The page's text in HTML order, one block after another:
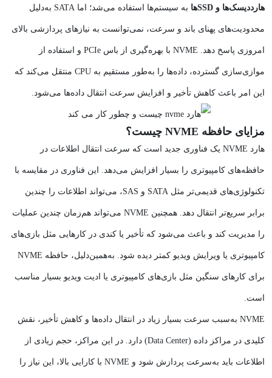
هارددیسک‌ها و SSD‌ها به سیستم‌ها استفاده می‌شد؛ اما SATA به‌دلیل
محدودیت‌های پهنای باند و سرعت، نمی‌توانست به نیازهای پردازشی بالای
امروزی پاسخ دهد. NVME با بهره‌گیری از باس PCIe و استفاده از
موازی‌سازی گسترده، داده‌ها را به‌طور مستقیم به CPU منتقل می‌کند که
این امر باعث کاهش تأخیر و افزایش سرعت انتقال داده‌ها می‌شود.
مزایای حافظه NVME چیست؟
هارد NVME یک فناوری جدید است که سرعت انتقال اطلاعات در
حافظه‌های کامپیوتری را بسیار افزایش می‌دهد. این فناوری در مقایسه با
تکنولوژی‌های قدیمی‌تر مثل SATA و SAS، می‌تواند اطلاعات را چندین
برابر سریع‌تر انتقال دهد. همچنین NVME می‌تواند هم‌زمان چندین عملیات
را مدیریت کند و باعث می‌شود که تأخیر یا کندی در کارهایی مثل بازی‌های
کامپیوتری یا ویرایش ویدیو کمتر دیده شود. به‌همین‌دلیل، حافظه NVME
برای کارهای سنگین مثل بازی‌های کامپیوتری یا ادیت ویدیو بسیار مناسب
است.
NVME به‌سبب سرعت بسیار زیاد در انتقال داده‌ها و کاهش تأخیر، نقش
کلیدی در مراکز داده (Data Center) دارد. در این مراکز، حجم زیادی از
اطلاعات باید به‌سرعت پردازش شود و NVME با کارایی بالا، این نیاز را